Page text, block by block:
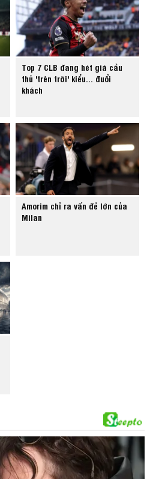
Top 7 CLB đang hét giá cầu
thủ 'trên trời' kiểu... đuổi
khách
Amorim chỉ ra vấn đề lớn của
Milan